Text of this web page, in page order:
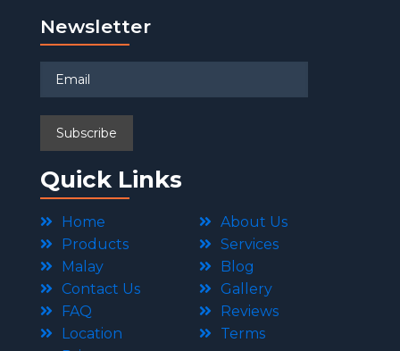
Newsletter
Quick Links
Home
About Us
Products
Services
Malay
Blog
Contact Us
Gallery
FAQ
Reviews
Location
Terms